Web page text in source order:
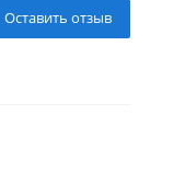
Оставить отзыв